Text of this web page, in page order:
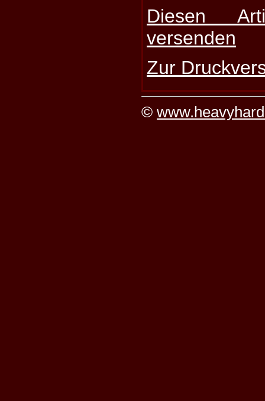
Diesen
versenden
Zur
©